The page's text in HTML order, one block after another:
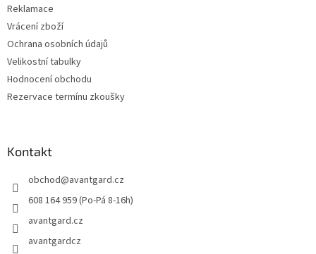
Reklamace
Vrácení zboží
Ochrana osobních údajů
Velikostní tabulky
Hodnocení obchodu
Rezervace termínu zkoušky
Kontakt
obchod@avantgard.cz
608 164 959 (Po-Pá 8-16h)
avantgard.cz
avantgardcz